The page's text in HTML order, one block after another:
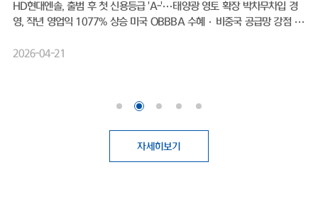
자세히보기
HD현대엔솔, 출범 후 첫 신용등급 'A-'…태양광 영토 확장 박차무차입 경
영, 작년 영업익 1077% 상승 미국 OBBBA 수혜·비중국 공급망 강점 태
처음으로 기업신용 'A' 등급을 획득하며 글로벌 시장 공략을 위한 보폭을 넓
이스신용평가로부터 기업 장기신용등급 'A-(안정적)'를 부여받았다. 2016
신용평가사에 기업신용등급 산정을 의뢰해 평가를 받은 것은 이번이 처음이
다.첫 등급 부여임에도 불구하고 곧바로 상위권 등급인 'A-'를 획득했다. 기
업신용등급 'A'는 전반적인 채무상환 능력이 높고, 장래 급격한 환경 변화에
2026-04-21